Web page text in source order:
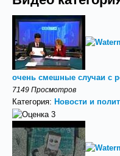
очень смешные случаи с
7149 Просмотров
Категория: Новости и